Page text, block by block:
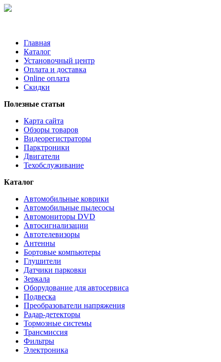
Главная
Каталог
Установочный центр
Оплата и доставка
Online оплата
Скидки
Полезные статьи
Карта сайта
Обзоры товаров
Видеорегистраторы
Парктроники
Двигатели
Техобслуживание
Каталог
Автомобильные коврики
Автомобильные пылесосы
Автомониторы DVD
Автосигнализации
Автотелевизоры
Антенны
Бортовые компьютеры
Глушители
Датчики парковки
Зеркала
Оборудование для автосервиса
Подвеска
Преобразователи напряжения
Радар-детекторы
Тормозные системы
Трансмиссия
Фильтры
Электроника